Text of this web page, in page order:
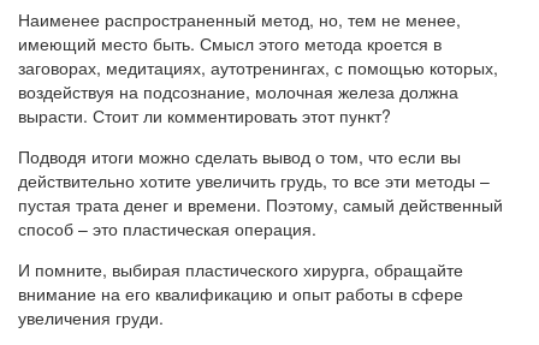
Наименее распространенный метод, но, тем не менее,
имеющий место быть. Смысл этого метода кроется в
заговорах, медитациях, аутотренингах, с помощью которых,
воздействуя на подсознание, молочная железа должна
вырасти. Стоит ли комментировать этот пункт?
Подводя итоги можно сделать вывод о том, что если вы
действительно хотите увеличить грудь, то все эти методы –
пустая трата денег и времени. Поэтому, самый действенный
способ – это пластическая операция.
И помните, выбирая пластического хирурга, обращайте
внимание на его квалификацию и опыт работы в сфере
увеличения груди.